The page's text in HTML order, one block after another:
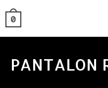
0
PANTALON